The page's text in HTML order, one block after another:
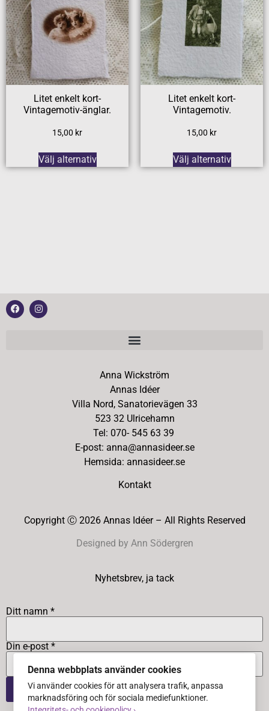
Litet enkelt kort-
Vintagemotiv-änglar.
15,00 kr
Välj alternativ
Litet enkelt kort-
Vintagemotiv.
15,00 kr
Välj alternativ
Anna Wickström
Annas Idéer
Villa Nord, Sanatorievägen 33
523 32 Ulricehamn
Tel: 070- 545 63 39
E-post: anna@annasideer.se
Hemsida: annasideer.se
Kontakt
Copyright Ⓒ 2026 Annas Idéer – All Rights Reserved
Designed by Ann Södergren
Nyhetsbrev, ja tack
Ditt namn *
Din e-post *
Denna webbplats använder cookies
Vi använder cookies för att analysera trafik, anpassa
marknadsföring och för sociala mediefunktioner.